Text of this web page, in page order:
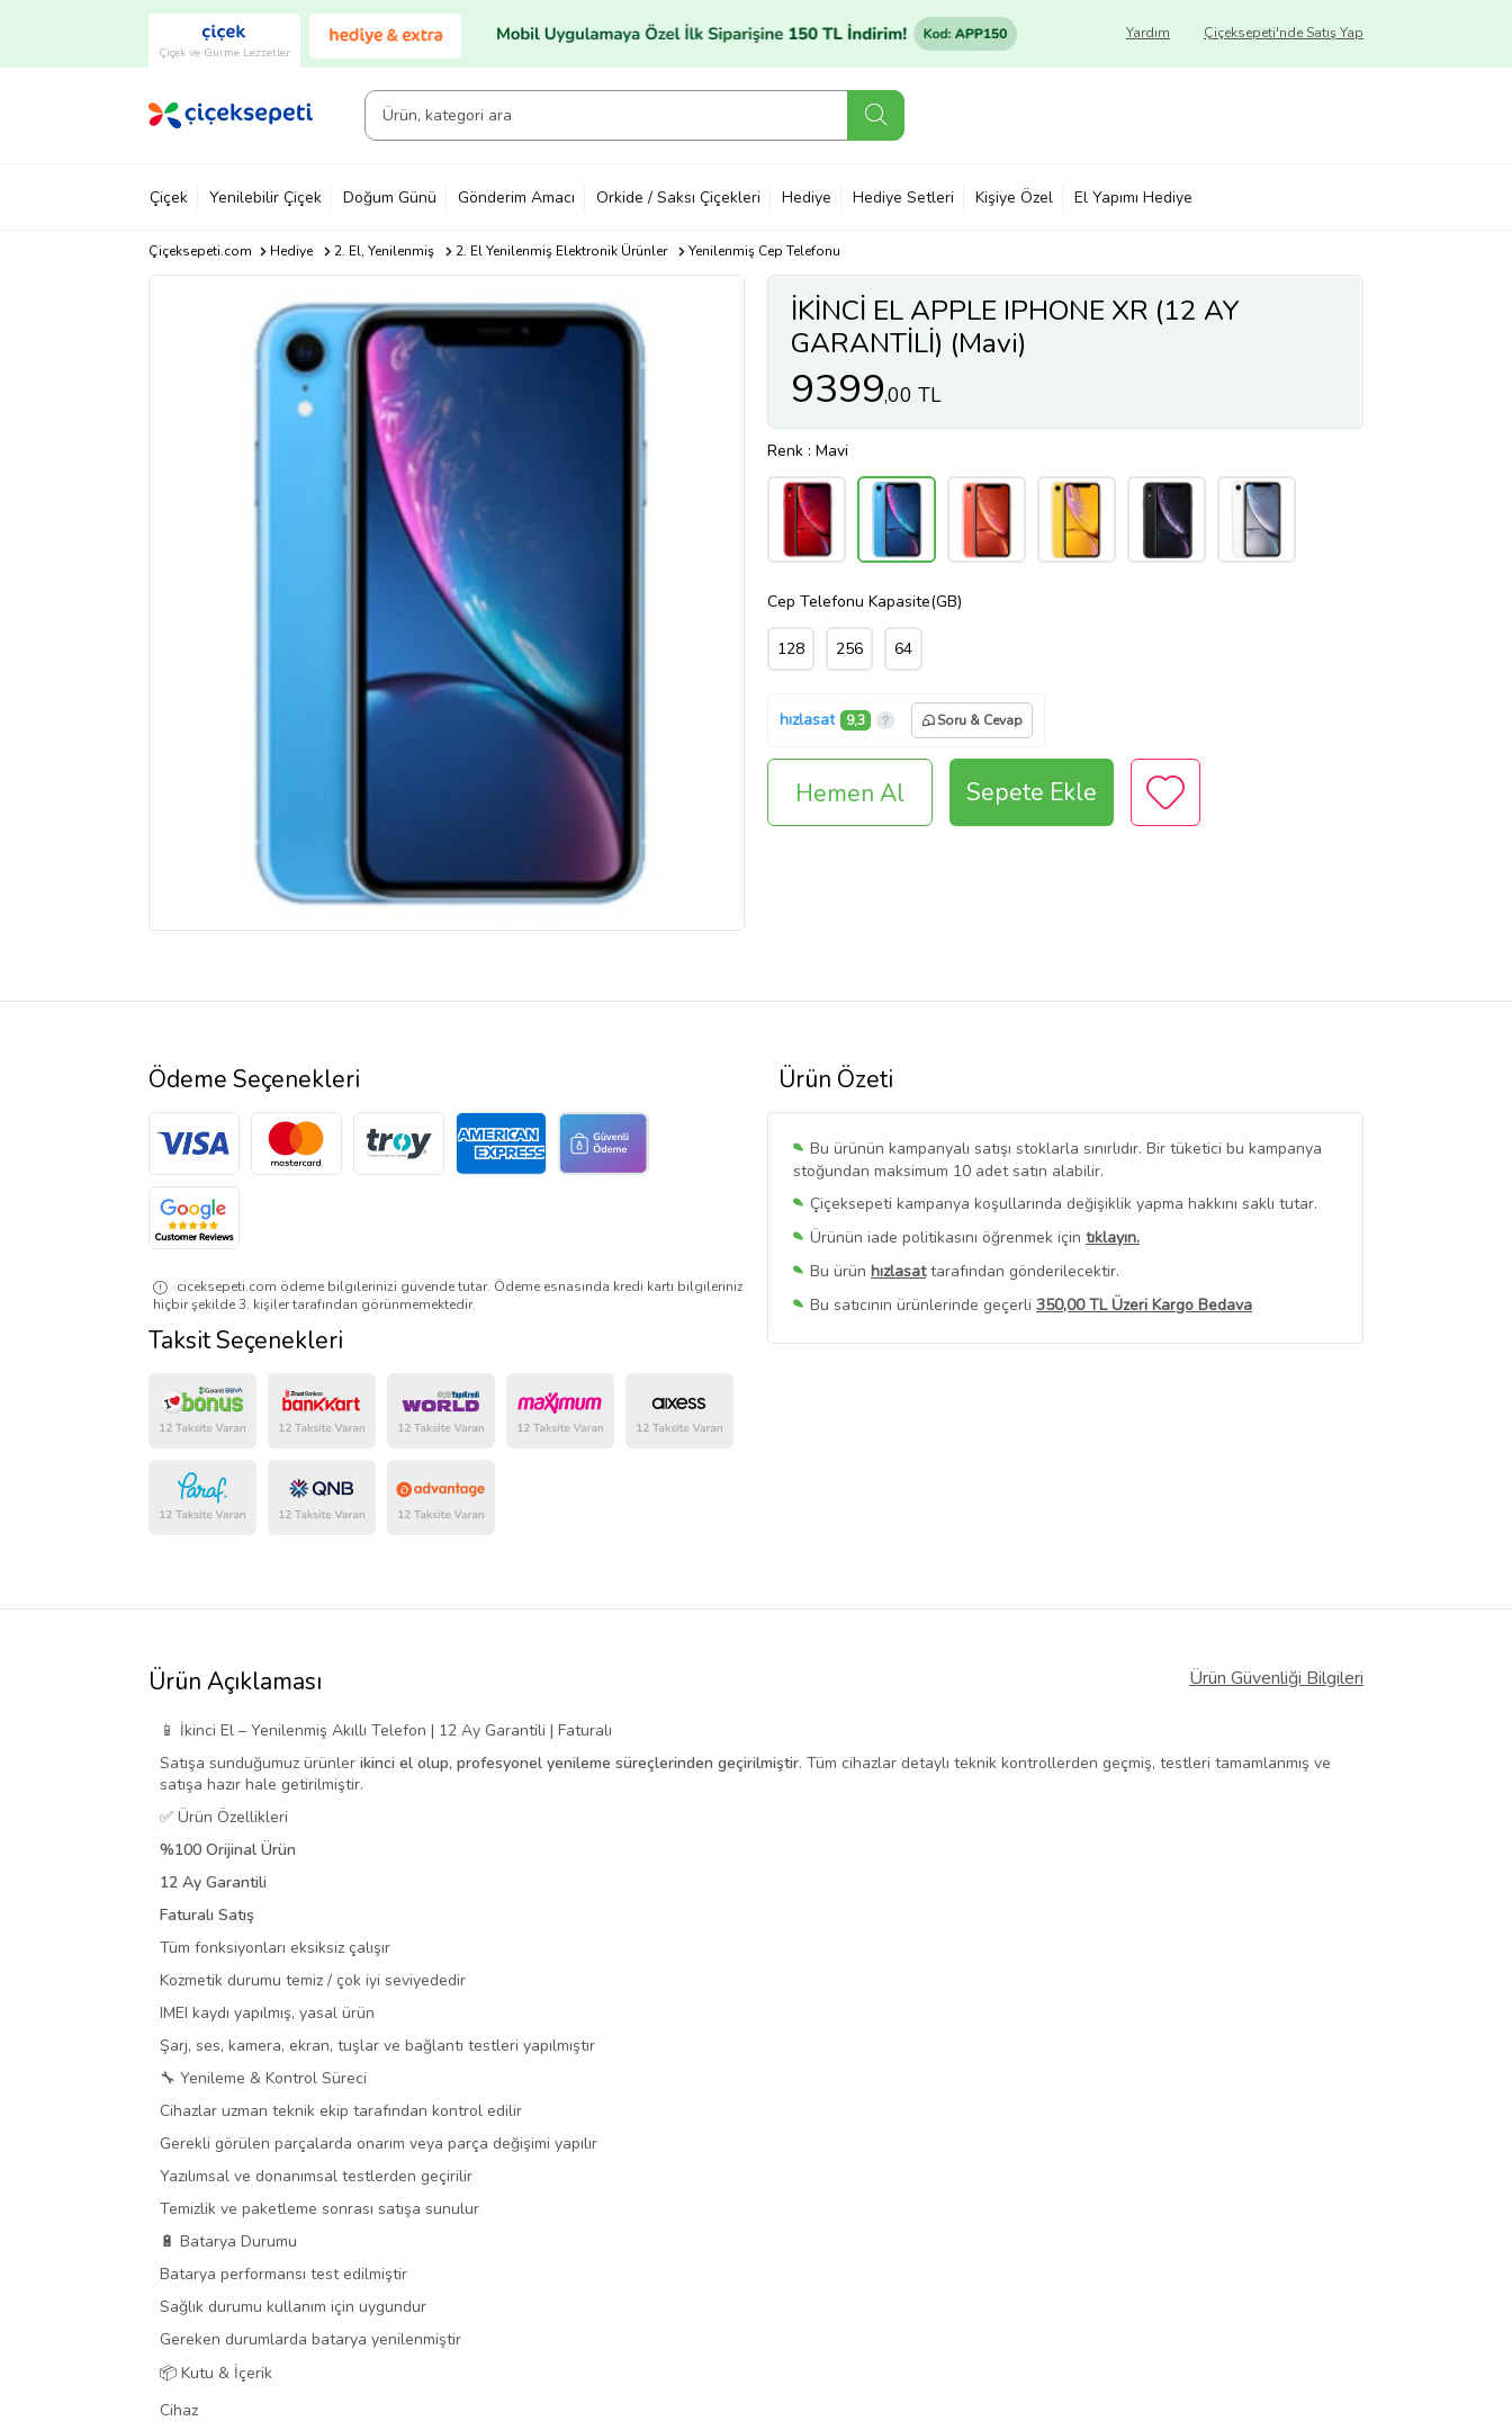
Çiçek ve Gurme Lezzetler
Çiçeksepeti'nde Satış Yap
Yardım
Çiçek Yenilebilir Çiçek Doğum Günü Gönderim Amacı Orkide / Saksı Çiçekleri Hediye Hediye Setleri Kişiye Özel El Yapımı Hediye
Çiçeksepeti.com Hediye 2. El, Yenilenmiş 2. El Yenilenmiş Elektronik Ürünler Yenilenmiş Cep Telefonu
İKİNCİ EL APPLE IPHONE XR (12 AY
GARANTİLİ) (Mavi)
9399,00 TL
Renk : Mavi
Cep Telefonu Kapasite(GB)
128 256 64
hızlasat 9,3 Soru & Cevap
Hemen Al Sepete Ekle
Ürün Özeti
Bu ürünün kampanyalı satışı stoklarla sınırlıdır. Bir tüketici bu kampanya
stoğundan maksimum 10 adet satın alabilir.
Çiçeksepeti kampanya koşullarında değişiklik yapma hakkını saklı tutar.
Ürünün iade politikasını öğrenmek için tıklayın.
Bu ürün hızlasattarafından gönderilecektir.
Bu satıcının ürünlerinde geçerli 350,00 TL Üzeri Kargo Bedava
Bu SatıcınınTüm Ürünlerini Görüntüle
Ödeme Seçenekleri
ciceksepeti.com ödeme bilgilerinizi güvende tutar. Ödeme esnasında kredi kartı bilgileriniz
hiçbir şekilde 3. kişiler tarafından görünmemektedir.
Taksit Seçenekleri
Ürün Açıklaması Ürün Güvenliği Bilgileri
📱 İkinci El – Yenilenmiş Akıllı Telefon | 12 Ay Garantili | Faturalı
Satışa sunduğumuz ürünler ikinci el olup, profesyonel yenileme süreçlerinden geçirilmiştir. Tüm cihazlar detaylı teknik kontrollerden geçmiş, testleri tamamlanmış ve
satışa hazır hale getirilmiştir.
✅ Ürün Özellikleri
%100 Orijinal Ürün
12 Ay Garantili
Faturalı Satış
Tüm fonksiyonları eksiksiz çalışır
Kozmetik durumu temiz / çok iyi seviyededir
IMEI kaydı yapılmış, yasal ürün
Şarj, ses, kamera, ekran, tuşlar ve bağlantı testleri yapılmıştır
🔧 Yenileme & Kontrol Süreci
Cihazlar uzman teknik ekip tarafından kontrol edilir
Gerekli görülen parçalarda onarım veya parça değişimi yapılır
Yazılımsal ve donanımsal testlerden geçirilir
Temizlik ve paketleme sonrası satışa sunulur
🔋 Batarya Durumu
Batarya performansı test edilmiştir
Sağlık durumu kullanım için uygundur
Gereken durumlarda batarya yenilenmiştir
📦 Kutu & İçerik
Cihaz